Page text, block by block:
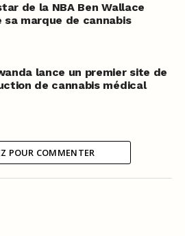
de la NBA Ben Wallace
sa marque de cannabis
lance un premier site de
de cannabis médical
POUR COMMENTER